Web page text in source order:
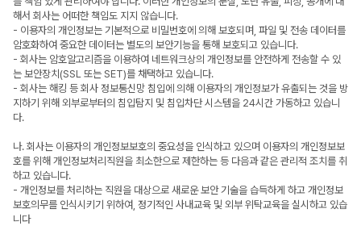
해서 회사는 어떠한 책임도 지지 않습니다.
- 이용자의 개인정보는 기본적으로 비밀번호에 의해 보호되며, 파일 및 전송 데이터를
암호화하여 중요한 데이터는 별도의 보안기능을 통해 보호되고 있습니다.
- 회사는 암호알고리즘을 이용하여 네트워크상의 개인정보를 안전하게 전송할 수 있
는 보안장치(SSL 또는 SET)를 채택하고 있습니다.
- 회사는 해킹 등 회사 정보통신망 침입에 의해 이용자의 개인정보가 유출되는 것을 방
지하기 위해 외부로부터의 침입탐지 및 침입차단 시스템을 24시간 가동하고 있습니
다.
나. 회사는 이용자의 개인정보보호의 중요성을 인식하고 있으며 이용자의 개인정보보
호를 위해 개인정보처리직원을 최소한으로 제한하는 등 다음과 같은 관리적 조치를 취
하고 있습니다.
- 개인정보를 처리하는 직원을 대상으로 새로운 보안 기술을 습득하게 하고 개인정보
보호의무를 인식시키기 위하여, 정기적인 사내교육 및 외부 위탁교육을 실시하고 있습
니다